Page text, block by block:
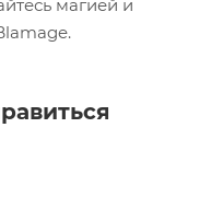
магией и